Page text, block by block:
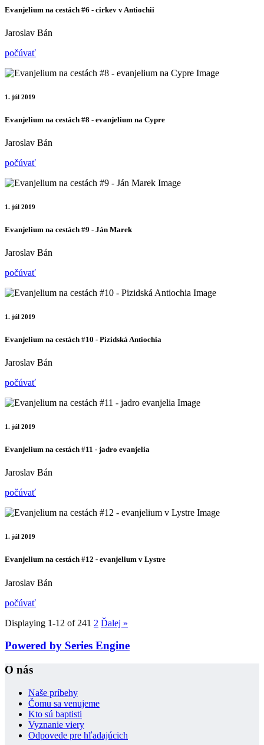
Evanjelium na cestách #6 - cirkev v Antiochii
Jaroslav Bán
počúvať
1. júl 2019
Evanjelium na cestách #8 - evanjelium na Cypre
Jaroslav Bán
počúvať
1. júl 2019
Evanjelium na cestách #9 - Ján Marek
Jaroslav Bán
počúvať
1. júl 2019
Evanjelium na cestách #10 - Pizidská Antiochia
Jaroslav Bán
počúvať
1. júl 2019
Evanjelium na cestách #11 - jadro evanjelia
Jaroslav Bán
počúvať
1. júl 2019
Evanjelium na cestách #12 - evanjelium v Lystre
Jaroslav Bán
počúvať
Displaying 1-12 of 241 2 Ďalej »
Powered by Series Engine
O nás
Naše príbehy
Čomu sa venujeme
Kto sú baptisti
Vyznanie viery
Odpovede pre hľadajúcich